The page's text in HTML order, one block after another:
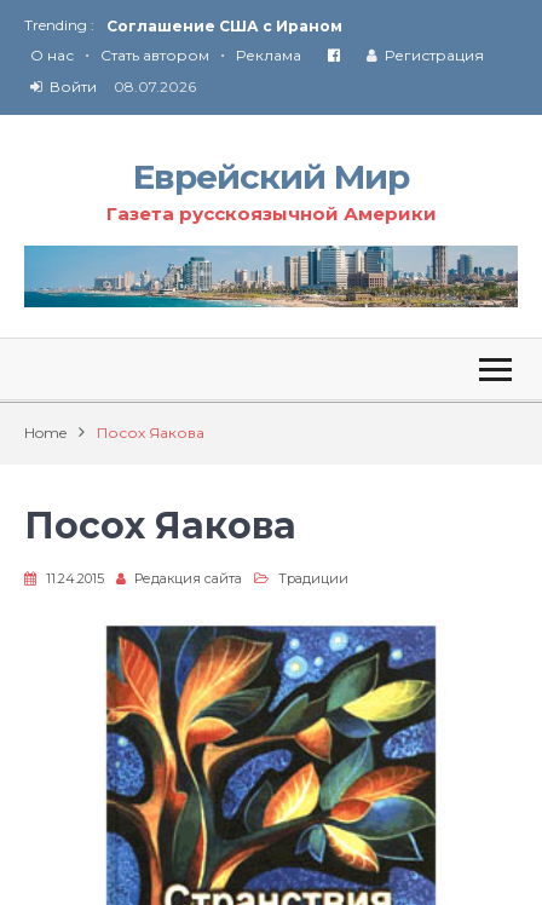
Trending :
Соглашение США с Ираном
Технология Революции в Иране
О нас • Стать автором • Реклама
Регистрация
Войти
08.07.2026
Еврейский Мир
Газета русскоязычной Америки
Home Посох Яакова
Посох Яакова
11.24.2015 Редакция сайта Традиции